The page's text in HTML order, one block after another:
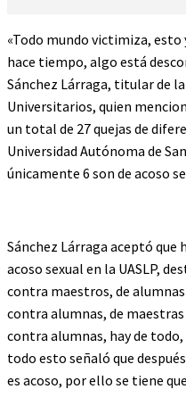
«Todo mundo victimiza, esto
hace tiempo, algo está
Sánchez Lárraga, titular de
Universitarios, quien
un total de 27 quejas de
Universidad Autónoma de
únicamente 6 son de acoso
Sánchez Lárraga aceptó que
acoso sexual en la UASLP,
contra maestros, de
contra alumnas, de
contra alumnas, hay de
todo esto señaló que
es acoso, por ello se tiene